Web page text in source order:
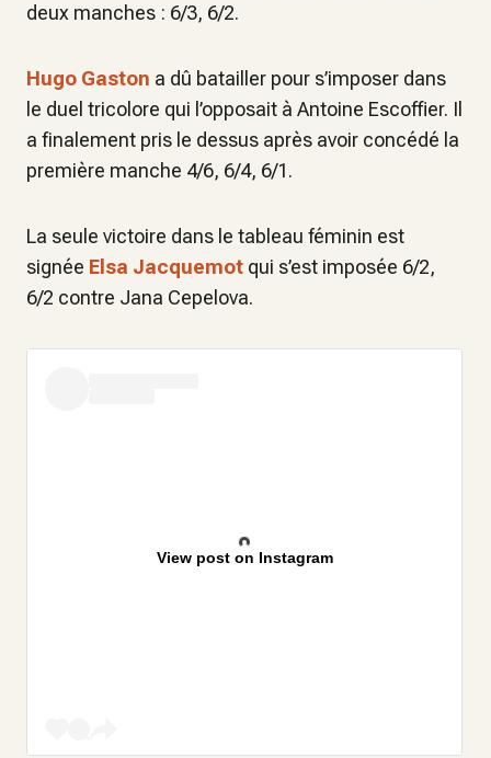
deux manches : 6/3, 6/2.
Hugo Gaston a dû batailler pour s’imposer dans
le duel tricolore qui l’opposait à Antoine Escoffier. Il
a finalement pris le dessus après avoir concédé la
première manche 4/6, 6/4, 6/1.
La seule victoire dans le tableau féminin est
signée Elsa Jacquemot qui s’est imposée 6/2,
6/2 contre Jana Cepelova.
View post on Instagram